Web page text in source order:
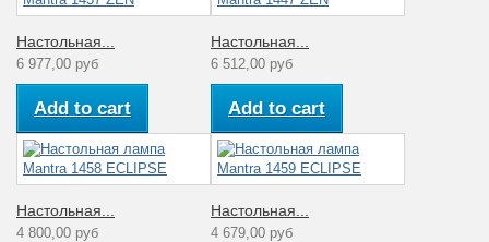
Настольная...
6 977,00 руб
Add to cart
Настольная...
6 512,00 руб
Add to cart
Настольная...
4 800,00 руб
Настольная...
4 679,00 руб